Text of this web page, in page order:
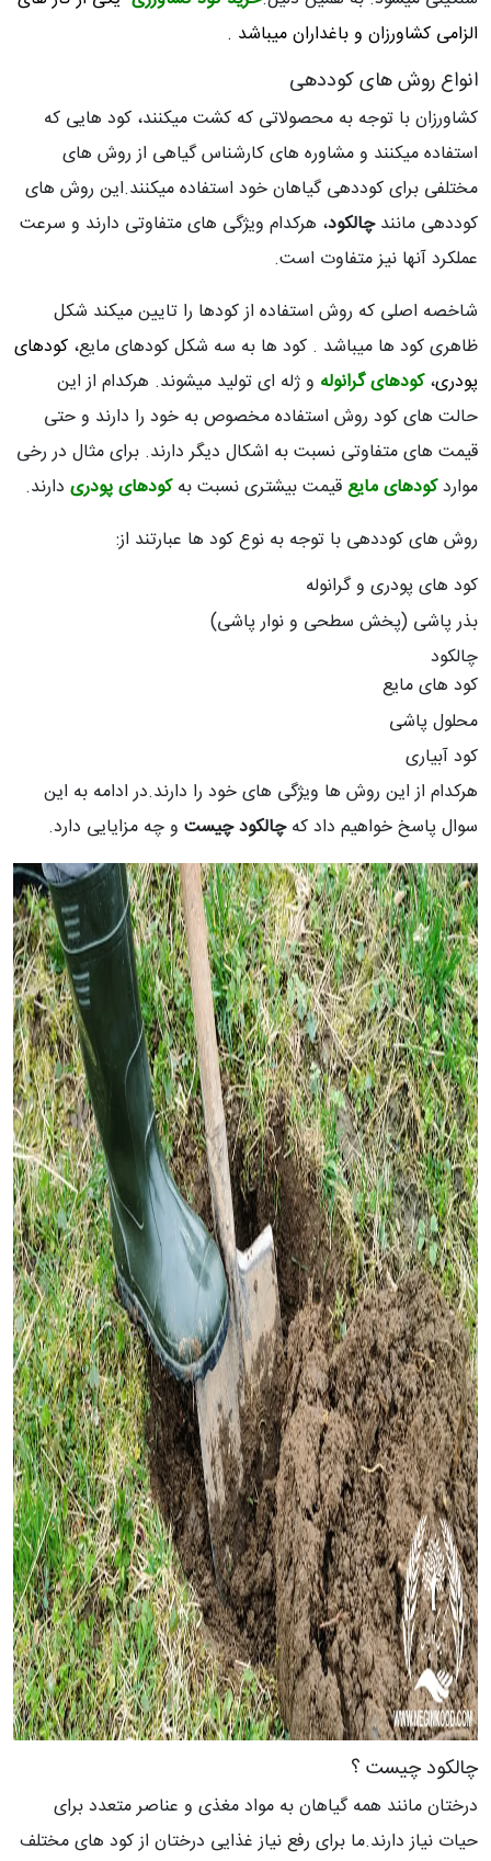
الزامی کشاورزان و باغداران میباشد .
انواع روش های کوددهی
کشاورزان با توجه به محصولاتی که کشت میکنند، کود هایی که
استفاده میکنند و مشاوره های کارشناس گیاهی از روش های
مختلفی برای کوددهی گیاهان خود استفاده میکنند.این روش های
کوددهی مانندچالکود، هرکدام ویژگی های متفاوتی دارند و سرعت
عملکرد آنها نیز متفاوت است.
شاخصه اصلی که روش استفاده از کودها را تایین میکند شکل
ظاهری کود ها میباشد . کود ها به سه شکل کودهای مایع، کودهای
پودری،کودهای گرانوله و ژله ای تولید میشوند. هرکدام از این
حالت های کود روش استفاده مخصوص به خود را دارند و حتی
قیمت های متفاوتی نسبت به اشکال دیگر دارند. برای مثال در رخی
مواردکودهای مایعقیمت بیشتری نسبت بهکودهای پودری دارند.
روش های کوددهی با توجه به نوع کود ها عبارتند از:
کود های پودری و گرانوله
بذر پاشی (پخش سطحی و نوار پاشی)
چالکود
کود های مایع
محلول پاشی
کود آبیاری
هرکدام از این روش ها ویژگی های خود را دارند.در ادامه به این
سوال پاسخ خواهیم داد کهچالکود چیست و چه مزایایی دارد.
چالکود چیست ؟
درختان مانند همه گیاهان به مواد مغذی و عناصر متعدد برای
حیات نیاز دارند.ما برای رفع نیاز غذایی درختان از کود های مختلف